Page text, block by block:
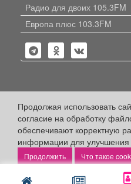
Продолжая использовать
согласие на обработку
обеспечивают корректную
информации для улучшения
Что такое
Радио для двоих 105.3FM
Европа плюс 103.3FM
Политика конфиденциальности
Публикации с пометкой
«Партнёрский проект»
Редакция сайта не несет
объявлениях.